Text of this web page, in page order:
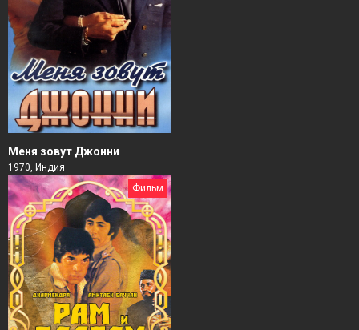
Меня зовут Джонни
1970, Индия
Фильм